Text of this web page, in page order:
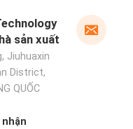
sản xuất
Jiuhuaxin
District,
QUỐC
nhận